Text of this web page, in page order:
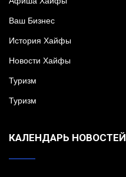
Ваш Бизнес
История Хайфы
Новости Хайфы
Туризм
Туризм
КАЛЕНДАРЬ НОВОСТЕЙ